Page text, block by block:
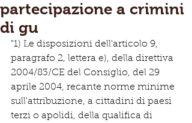
partecipazione a crimini
di gu
"1) Le disposizioni dell'articolo 9,
paragrafo 2, lettera e), della direttiva
2004/83/CE del Consiglio, del 29
aprile 2004, recante norme minime
sull'attribuzione, a cittadini di paesi
terzi o apolidi, della qualifica di